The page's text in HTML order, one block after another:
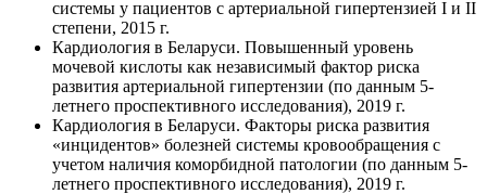
системы у пациентов с артериальной гипертензией I и II
степени, 2015 г.
Кардиология в Беларуси. Повышенный уровень
мочевой кислоты как независимый фактор риска
развития артериальной гипертензии (по данным 5-
летнего проспективного исследования), 2019 г.
Кардиология в Беларуси. Факторы риска развития
«инцидентов» болезней системы кровообращения с
учетом наличия коморбидной патологии (по данным 5-
летнего проспективного исследования), 2019 г.